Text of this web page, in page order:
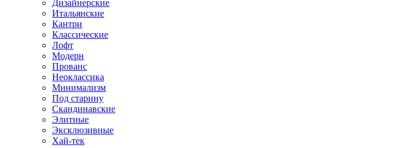
Дизайнерские
Итальянские
Кантри
Классические
Лофт
Модерн
Прованс
Неоклассика
Минимализм
Под старину
Скандинавские
Элитные
Эксклюзивные
Хай-тек